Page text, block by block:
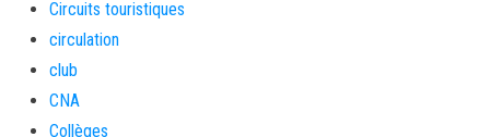
Circuits touristiques
circulation
club
CNA
Collèges